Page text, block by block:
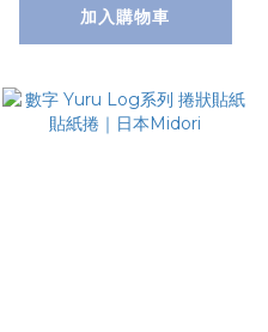
加入購物車